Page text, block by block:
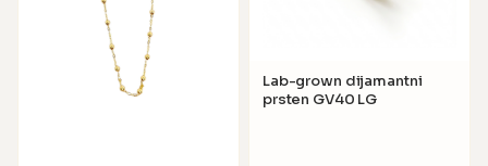
Lab-grown dijamantni
prsten GV40 LG